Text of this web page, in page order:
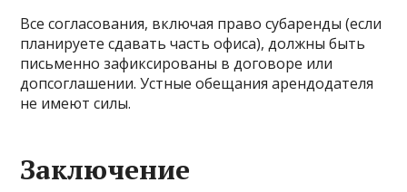
Все согласования, включая право субаренды (если
планируете сдавать часть офиса), должны быть
письменно зафиксированы в договоре или
допсоглашении. Устные обещания арендодателя
не имеют силы.
Заключение